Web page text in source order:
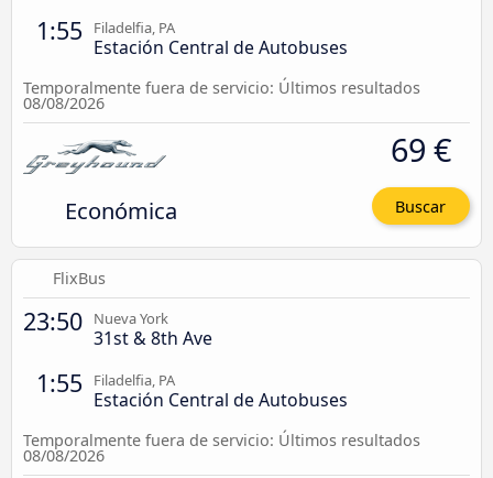
1:55 Filadelfia, PA
Estación Central de Autobuses
Temporalmente fuera de servicio: Últimos resultados
08/08/2026
Económica
69 €
Buscar
FlixBus
23:50 Nueva York
31st & 8th Ave
1:55 Filadelfia, PA
Estación Central de Autobuses
Temporalmente fuera de servicio: Últimos resultados
08/08/2026